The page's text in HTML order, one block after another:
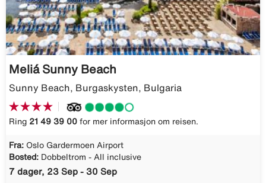
Meliá Sunny Beach
Sunny Beach, Burgaskysten, Bulgaria
Ring 21 49 39 00 for mer informasjon om reisen.
Fra: Oslo Gardermoen Airport
Bosted: Dobbeltrom - All inclusive
7 dager, 23 Sep - 30 Sep